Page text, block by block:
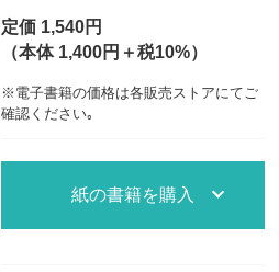
定価 1,540円
（本体 1,400円＋税10%）
※電子書籍の価格は各販売ストアにてご
確認ください｡
紙の書籍を購入